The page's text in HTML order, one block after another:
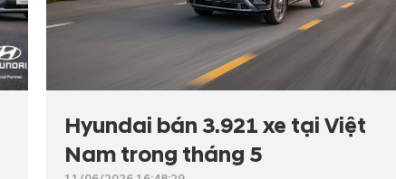
Hyundai bán 3.921 xe tại Việt
Nam trong tháng 5